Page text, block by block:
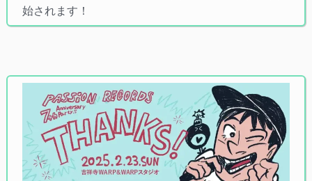
始されます！